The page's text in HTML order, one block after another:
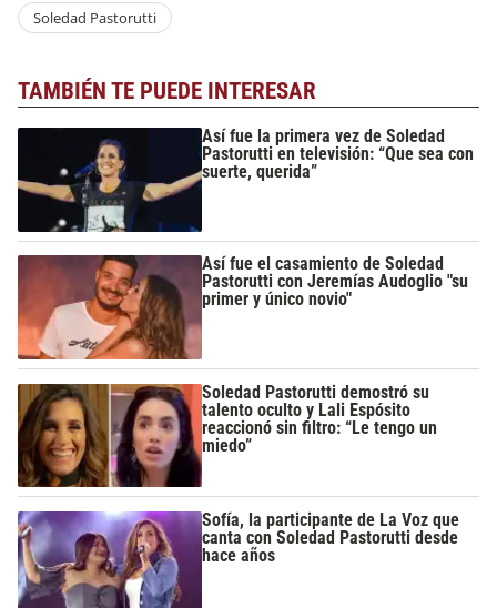
Soledad Pastorutti
TAMBIÉN TE PUEDE INTERESAR
Así fue la primera vez de Soledad
Pastorutti en televisión: “Que sea con
suerte, querida”
Así fue el casamiento de Soledad
Pastorutti con Jeremías Audoglio "su
primer y único novio"
Soledad Pastorutti demostró su
talento oculto y Lali Espósito
reaccionó sin filtro: “Le tengo un
miedo”
Sofía, la participante de La Voz que
canta con Soledad Pastorutti desde
hace años